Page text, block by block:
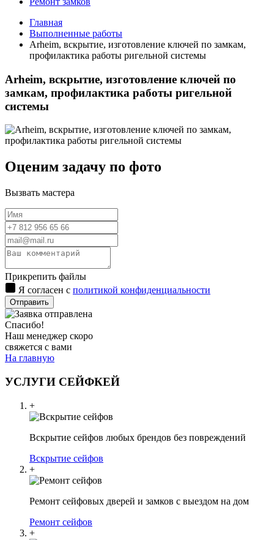
Главная
Выполненные работы
Arheim, вскрытие, изготовление ключей по замкам,
профилактика работы ригельной системы
Arheim, вскрытие, изготовление ключей по
замкам, профилактика работы ригельной
системы
Оценим задачу по фото
Вызвать мастера
Прикрепить файлы
Я согласен с политикой конфиденциальности
Отправить
Спасибо!
Наш менеджер скоро
свяжется с вами
На главную
УСЛУГИ СЕЙФКЕЙ
+
Вскрытие сейфов любых брендов без повреждений
Вскрытие сейфов
+
Ремонт сейфовых дверей и замков с выездом на дом
Ремонт сейфов
+